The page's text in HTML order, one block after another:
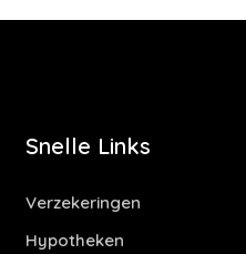
Snelle Links
Verzekeringen
Hypotheken